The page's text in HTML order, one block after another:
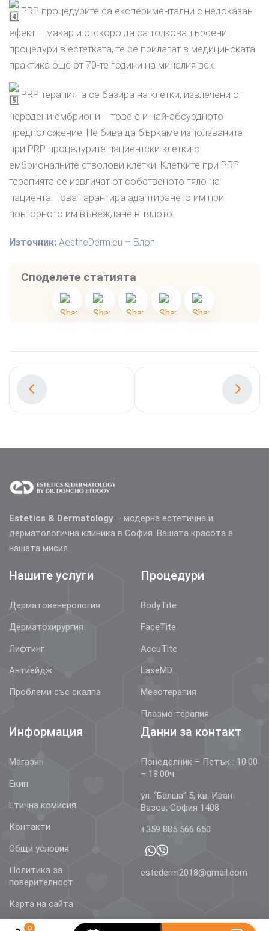
0
PRP процедурите са експериментални с недоказан
ефект – макар и отскоро да са толкова търсени
процедури в естетката, те се прилагат в медицинската
практика още от 70-те години на миналия век.
PRP терапията се базира на клетки, извлечени от
неродени ембриони – тове е и най-абсурдното
предположение. Не бива да бъркаме използваните
при PRP процедурите пациентски клетки с
ембрионалните стволови клетки. Клетките при PRP
терапията се извличат от собственото тяло на
пациента. Това гарантира адаптирането им при
повторното им въвеждане в тялото.
Източник: AestheDerm.eu – Блог
Споделете статията
Estetics & Dermatology – модерна естетична и
дерматологична клиника в София. Вашата красота е
нашата мисия.
Нашите услуги
Дерматовенерология
Дерматохирургия
Лифтинг
Антиейдж
Проблеми със скалпа
Процедури
BodyTite
FaceTite
AccuTite
LaseMD
Мезотерапия
Плазмо терапия
Информация
Магазин
Екип
Етична комисия
Контакти
Общи условия
Политика за
поверителност
Карта на сайта
Данни за контакт
Понеделник – Петък : 10:00
– 18:00ч.
ул. “Балша” 5, кв. Иван
Вазов, София 1408
+359 885 566 650
estederm2018@gmail.com